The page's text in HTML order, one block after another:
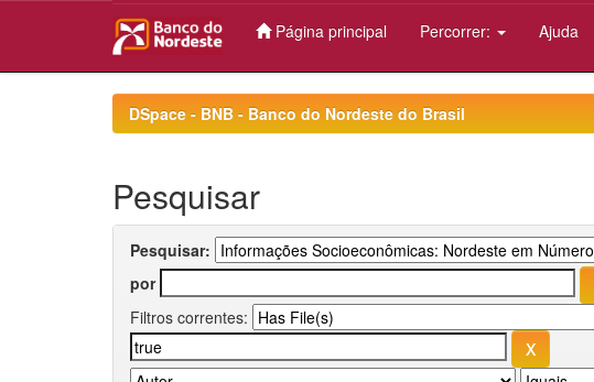
Página principal Percorrer: Ajuda
DSpace - BNB - Banco do Nordeste do Brasil
Pesquisar
Pesquisar:
por
Filtros correntes: